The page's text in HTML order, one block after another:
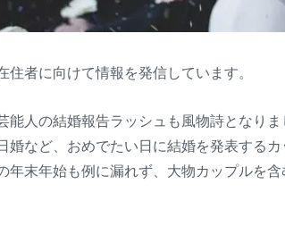
者に向けて情報を発信しています。
能人の結婚報告ラッシュも風物詩となり
婚など、おめでたい日に結婚を発表する
年末年始も例に漏れず、大物カップルを